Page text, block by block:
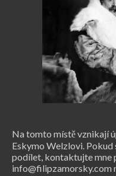
Na tomto místě vznikají
Eskymo Welzlovi.
podílet, kontaktujte mne
info@filipzamorsky.com